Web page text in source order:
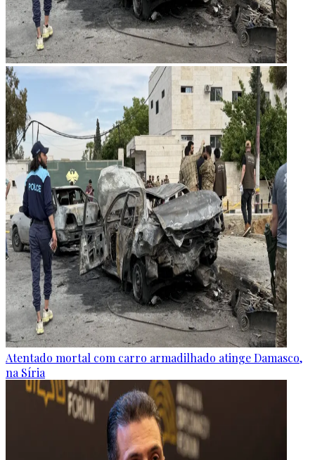
Atentado mortal com carro armadilhado atinge Damasco,
na Síria